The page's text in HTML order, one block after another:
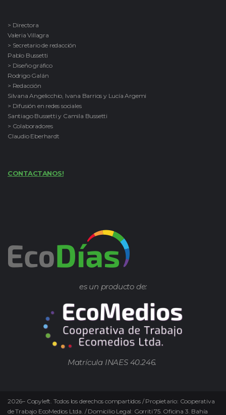
> Directora
Valeria Villagra
> Secretario de redacción
Pablo Bussetti
> Diseño gráfico
Rodrigo Galán
> Redacción
Silvana Angelicchio, Ivana Barrios y Lucía Argemi
> Difusión en redes sociales
Santiago Bussetti y Camila Bussetti
> Colaboradores
Claudio Eberhardt
CONTACTANOS!
es un producto de:
Matrícula INAES 40.246.
2026– Copyleft. Todos los derechos compartidos / Propietario: Cooperativa
de Trabajo EcoMedios Ltda. / Domicilio Legal: Gorriti 75. Oficina 3. Bahía